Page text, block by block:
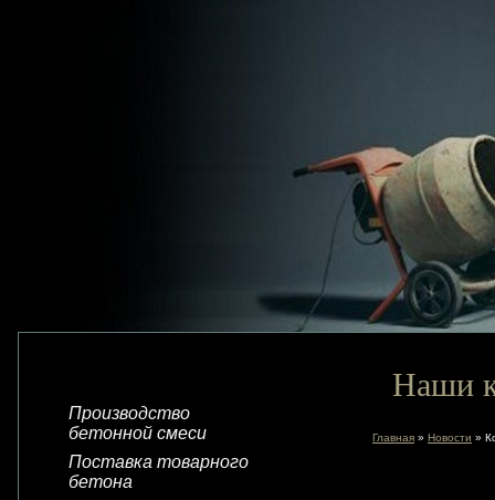
Производство
бетонной смеси
Поставка товарного
бетона
Наши
Главная » Новости »